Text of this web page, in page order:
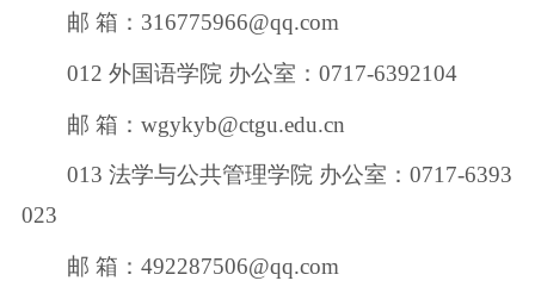
邮 箱：316775966@qq.com
012 外国语学院 办公室：0717-6392104
邮 箱：wgykyb@ctgu.edu.cn
013 法学与公共管理学院 办公室：0717-6393
023
邮 箱：492287506@qq.com